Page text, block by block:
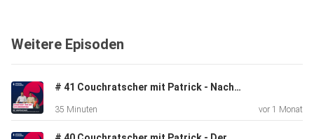
Webseite www.junghandwerker.it
Weitere Episoden
# 41 Couchratscher mit Patrick - Nachhaltigkeit: Trend oder echte Verantwortung?
35 Minuten vor 1 Monat